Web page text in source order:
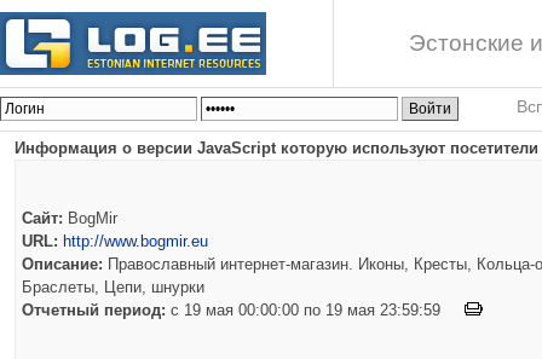
Эстонские
Информация о версии JavaScript которую используют посетители
Сайт: BogMir
URL: http://www.bogmir.eu
Описание: Православный интернет-магазин. Иконы, Кресты, Кольца-
Браслеты, Цепи, шнурки
Отчетный период: c 19 мая 00:00:00 по 19 мая 23:59:59